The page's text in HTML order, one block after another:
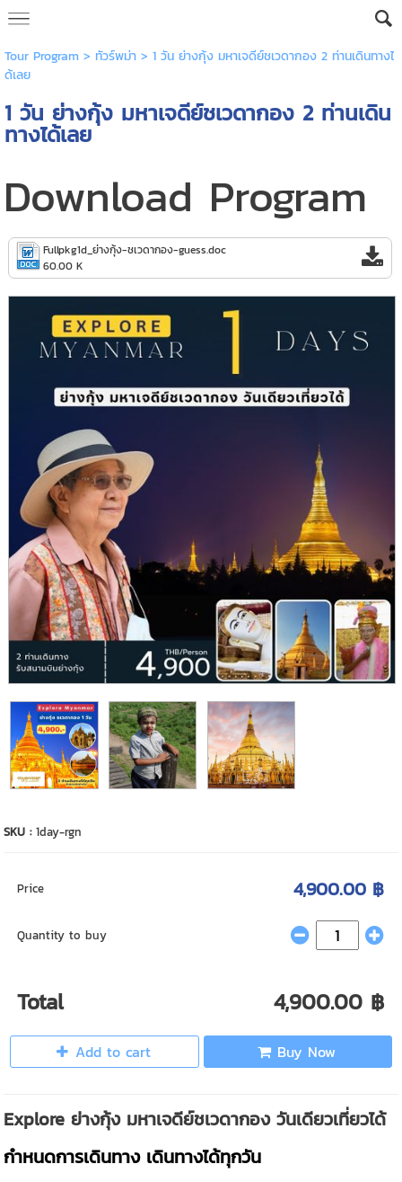
Tour Program> ทัวร์พม่า> 1 วัน ย่างกุ้ง มหาเจดีย์ชเวดากอง 2 ท่านเดินทางไ
ด้เลย
1 วัน ย่างกุ้ง มหาเจดีย์ชเวดากอง 2 ท่านเดิน
ทางได้เลย
Download Program
Fullpkg1d_ย่างกุ้ง-ชเวดากอง-guess.doc
60.00 K
SKU :1day-rgn
Price 4,900.00 ฿
Quantity to buy
Total 4,900.00 ฿
Add to cart Buy Now
Explore ย่างกุ้ง มหาเจดีย์ชเวดากอง วันเดียวเที่ยวได้
กำหนดการเดินทาง เดินทางได้ทุกวัน